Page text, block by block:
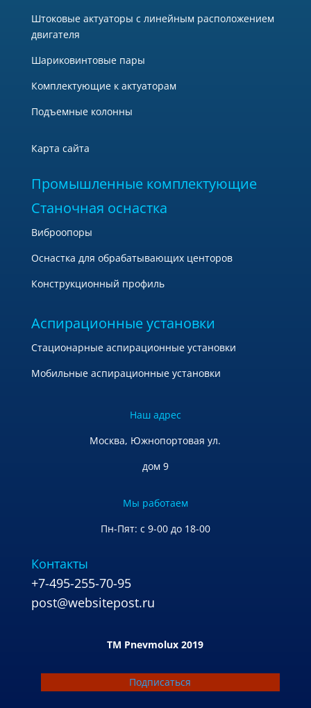
Штоковые актуаторы с линейным расположением
двигателя
Шариковинтовые пары
Комплектующие к актуаторам
Подъемные колонны
Карта сайта
Промышленные комплектующие
Станочная оснастка
Виброопоры
Оснастка для обрабатывающих центоров
Конструкционный профиль
Аспирационные установки
Стационарные аспирационные установки
Мобильные аспирационные установки
Наш адрес
Москва, Южнопортовая ул.
дом 9
Мы работаем
Пн-Пят: с 9-00 до 18-00
Контакты
+7-495-255-70-95
post@websitepost.ru
TM Pnevmolux 2019
Подписаться